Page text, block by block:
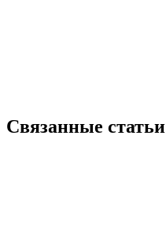
Связанные статьи